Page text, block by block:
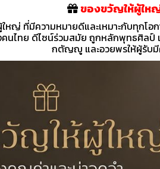
ของขวัญให้ผู้ให
หญ่ ที่มีความหมายดีและเหมาะกับทุกโอ
นไทย ดีไซน์ร่วมสมัย ถูกหลักพุทธศิล
กตัญญู และอวยพรให้ผู้รับมี